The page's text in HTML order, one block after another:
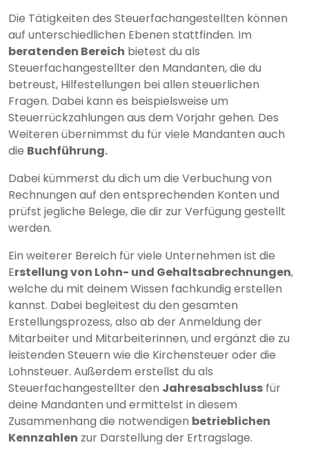
Die Tätigkeiten des Steuerfachangestellten können
auf unterschiedlichen Ebenen stattfinden. Im
beratenden Bereich bietest du als
Steuerfachangestellter den Mandanten, die du
betreust, Hilfestellungen bei allen steuerlichen
Fragen. Dabei kann es beispielsweise um
Steuerrückzahlungen aus dem Vorjahr gehen. Des
Weiteren übernimmst du für viele Mandanten auch
die Buchführung.
Dabei kümmerst du dich um die Verbuchung von
Rechnungen auf den entsprechenden Konten und
prüfst jegliche Belege, die dir zur Verfügung gestellt
werden.
Ein weiterer Bereich für viele Unternehmen ist die
Erstellung von Lohn- und Gehaltsabrechnungen,
welche du mit deinem Wissen fachkundig erstellen
kannst. Dabei begleitest du den gesamten
Erstellungsprozess, also ab der Anmeldung der
Mitarbeiter und Mitarbeiterinnen, und ergänzt die zu
leistenden Steuern wie die Kirchensteuer oder die
Lohnsteuer. Außerdem erstellst du als
Steuerfachangestellter den Jahresabschluss für
deine Mandanten und ermittelst in diesem
Zusammenhang die notwendigen betrieblichen
Kennzahlen zur Darstellung der Ertragslage.